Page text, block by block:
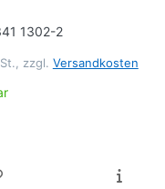
1302-2
zzgl. Versandkosten